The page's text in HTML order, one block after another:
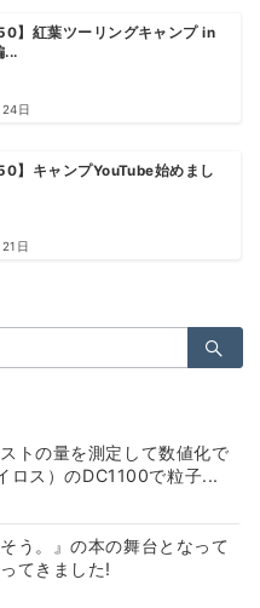
】紅葉ツーリングキャンプ in
...
日
】キャンプYouTube始めまし
日
トの量を測定して数値化で
ロス）のDC1100で粒子...
う。』の本の舞台となって
てきました!